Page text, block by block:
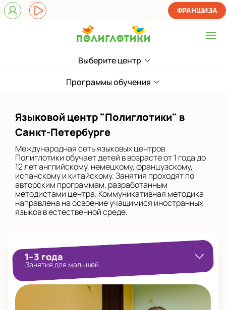
Выберите центр
Выберите центр
ЖК Лондон Парк
на Звездной
на Ленинском
на Парнасе
в Новом Оккервиле
в Новоселье (школа)
ФРАНШИЗА
Программы обучения
Языковой центр "Полиглотики" в
Санкт-Петербурге
Международная сеть языковых центров
Полиглотики обучает детей в возрасте от 1 года до
12 лет английскому, немецкому, французскому,
испанскому и китайскому. Занятия проходят по
авторским программам, разработанным
методистами центра. Коммуникативная методика
направлена на освоение учащимися иностранных
языков в естественной среде.
1–3 года
Занятия для малышей